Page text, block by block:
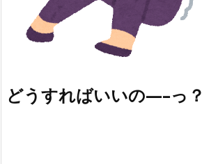
どうすればいいの—–っ？